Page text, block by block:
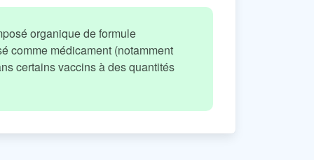
organique de formule
comme médicament (notamment
certains vaccins à des quantités